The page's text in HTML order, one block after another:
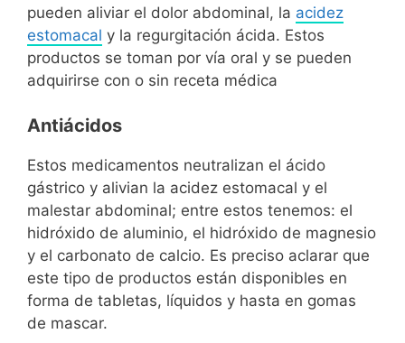
pueden aliviar el dolor abdominal, la acidez
estomacal y la regurgitación ácida. Estos
productos se toman por vía oral y se pueden
adquirirse con o sin receta médica
Antiácidos
Estos medicamentos neutralizan el ácido
gástrico y alivian la acidez estomacal y el
malestar abdominal; entre estos tenemos: el
hidróxido de aluminio, el hidróxido de magnesio
y el carbonato de calcio. Es preciso aclarar que
este tipo de productos están disponibles en
forma de tabletas, líquidos y hasta en gomas
de mascar.